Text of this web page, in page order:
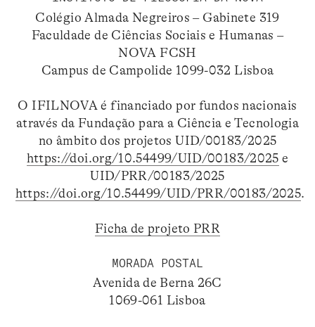
Colégio Almada Negreiros – Gabinete 319
Faculdade de Ciências Sociais e Humanas –
NOVA FCSH
Campus de Campolide 1099-032 Lisboa
O IFILNOVA é financiado por fundos nacionais
através da Fundação para a Ciência e Tecnologia
no âmbito dos projetos UID/00183/2025
https://doi.org/10.54499/UID/00183/2025 e
UID/PRR/00183/2025
https://doi.org/10.54499/UID/PRR/00183/2025.
Ficha de projeto PRR
MORADA POSTAL
Avenida de Berna 26C
1069-061 Lisboa